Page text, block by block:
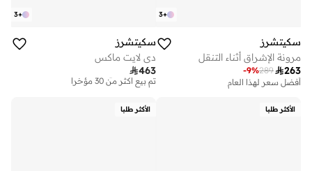
+
3
سكيتشرز
مرونة الإشراق أثناء التنقل
263
289
-9%
أفضل سعر لهذا العام
توصيل مجاني
أفضل سعر لهذا العام
+
3
سكيتشرز
دي لايت ماكس
463
توصيل مجاني
تم بيع أكثر من 30 مؤخرا
توصيل مجاني
الأكثر طلبا الأكثر طلبا